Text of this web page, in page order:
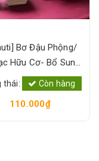
Bơ Đậu Phộng/
Hữu Cơ- Bổ Sung
Thực Vật, Sạch
Tốt Sức Khỏe [Xanh
Suốt]
thái: Còn hàng
110.000₫